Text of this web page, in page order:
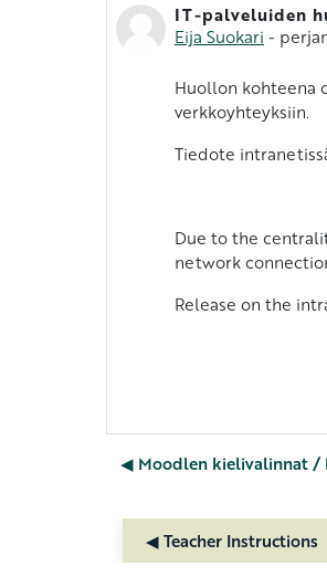
IT-palveluiden
Eija Suokari -
Vastausten määrä:
Huollon kohteena
verkkoyhteyksiin.
Tiedote
Due to the
network
Release on the
◀︎ Moodlen kielivalinnat /
◀︎ Teacher Instructions